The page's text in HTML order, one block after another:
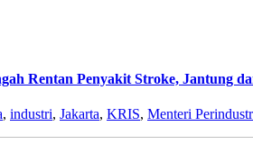
Rentan Penyakit Stroke, Jantung
, industri, Jakarta, KRIS, Menteri